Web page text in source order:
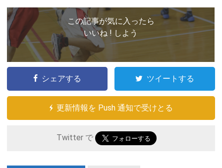
この記事が気に入ったら
いいね ! しよう
シェアする ツイートする
更新情報を Push 通知で受けとる
Twitter で